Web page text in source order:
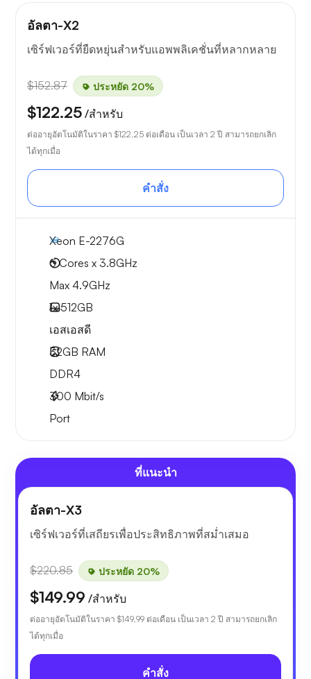
อัลตา-X2
เซิร์ฟเวอร์ที่ยืดหยุ่นสำหรับแอพพลิเคชั่นที่หลากหลาย
$152.87 ประหยัด 20%
$122.25 /สำหรับ
ต่ออายุอัตโนมัติในราคา $122.25 ต่อเดือน เป็นเวลา 2 ปี สามารถยกเลิก
ได้ทุกเมื่อ
คำสั่ง
Xeon E-2276G
6 Cores x 3.8GHz
Max 4.9GHz
1x512GB
เอสเอสดี
32GB RAM
DDR4
300 Mbit/s
Port
ที่แนะนำ
อัลตา-X3
เซิร์ฟเวอร์ที่เสถียรเพื่อประสิทธิภาพที่สม่ำเสมอ
$220.85 ประหยัด 20%
$149.99 /สำหรับ
ต่ออายุอัตโนมัติในราคา $149.99 ต่อเดือน เป็นเวลา 2 ปี สามารถยกเลิก
ได้ทุกเมื่อ
คำสั่ง